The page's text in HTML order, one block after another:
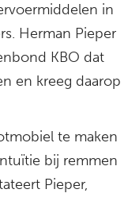
in
Herman Pieper
KBO dat
en kreeg daarop
te maken
bij remmen
Pieper,